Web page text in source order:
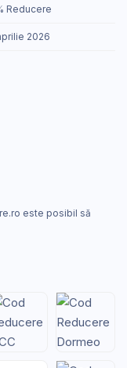
Reducere
2026
este posibil să